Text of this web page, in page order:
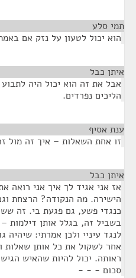
תמי סלע
הוא יכול לטעון על נזק אם
איתן כבל
אבל את זה הוא יכול היה
הליכים נפרדים.
ענת אסיף
זו אחת השאלות – איך זה מול
איתן כבל
אז אני אגיד לך איך אני רואה
הישירה. מה הנקודה? הרצחת
כנגדי פשע, גם פגעת בי. זה
בשביל זה, בגלל אותן דילמות
לנגד עיניי ולכן אמרתי: שיהיה
אחר לשקול את כל אותן שאלות
ראותה. יכול להיות שהאיש
סכום - - -